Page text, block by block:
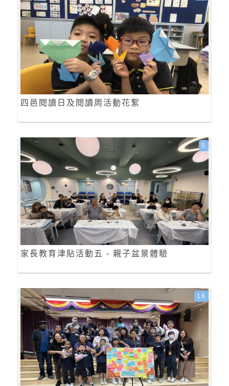
四邑閱讀日及閱讀周活動花絮
家長教育津貼活動五 - 親子盆景體驗
5
16